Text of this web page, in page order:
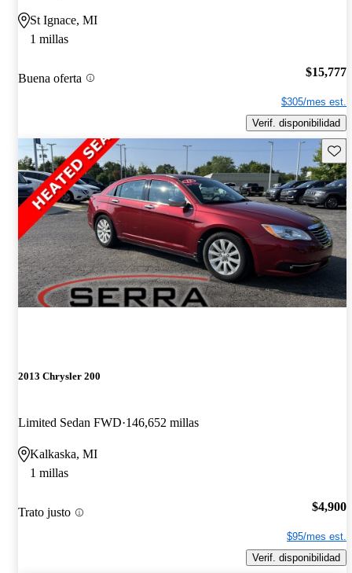
St Ignace, MI
1 millas
Buena oferta $15,777
$305/mes est.
Verif. disponibilidad
2013 Chrysler 200
Limited Sedan FWD 146,652 millas
Kalkaska, MI
1 millas
Trato justo $4,900
$95/mes est.
Verif. disponibilidad